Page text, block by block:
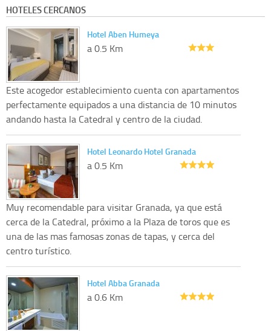
HOTELES CERCANOS
Hotel Aben Humeya
a 0.5 Km
Este acogedor establecimiento cuenta con apartamentos
perfectamente equipados a una distancia de 10 minutos
andando hasta la Catedral y centro de la ciudad.
Hotel Leonardo Hotel Granada
a 0.5 Km
Muy recomendable para visitar Granada, ya que está
cerca de la Catedral, próximo a la Plaza de toros que es
una de las mas famosas zonas de tapas, y cerca del
centro turístico.
Hotel Abba Granada
a 0.6 Km